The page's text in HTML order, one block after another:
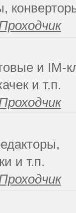
и IM-
и т.п.
и т.п.